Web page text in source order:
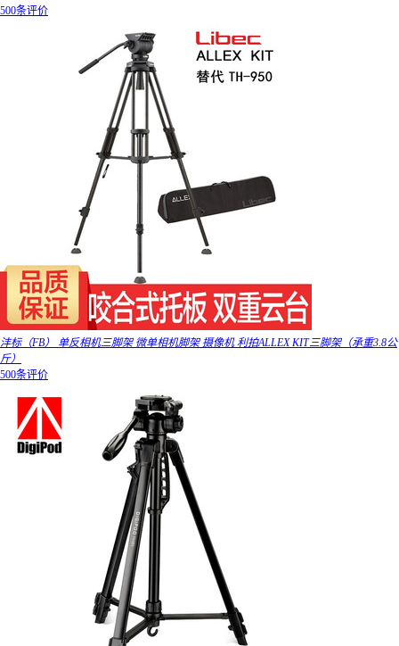
500条评价
沣标（FB） 单反相机三脚架 微单相机脚架 摄像机 利拍ALLEX KIT三脚架（承重3.8公
斤）
500条评价